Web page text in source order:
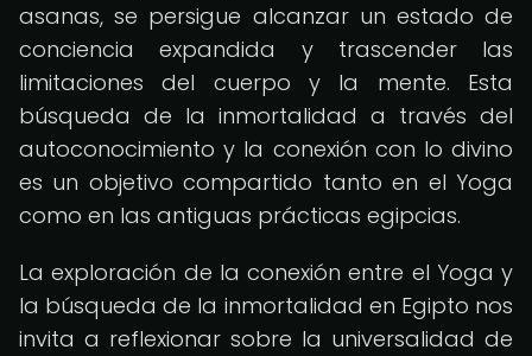
asanas, se persigue alcanzar un estado de
conciencia expandida y trascender las
limitaciones del cuerpo y la mente. Esta
búsqueda de la inmortalidad a través del
autoconocimiento y la conexión con lo divino
es un objetivo compartido tanto en el Yoga
como en las antiguas prácticas egipcias.
La exploración de la conexión entre el Yoga y
la búsqueda de la inmortalidad en Egipto nos
invita a reflexionar sobre la universalidad de